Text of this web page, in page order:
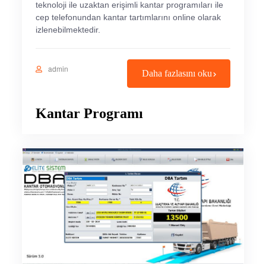
teknoloji ile uzaktan erişimli kantar programıları ile
cep telefonundan kantar tartımlarını online olarak
izlenebilmektedir.
admin Daha fazlasını oku
Kantar Programı